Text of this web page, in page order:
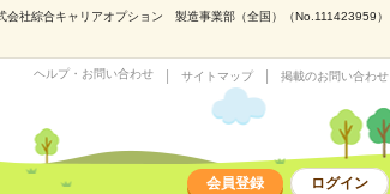
会社綜合キャリアオプション 製造事業部（全国）（No.111423959）
ヘルプ・お問い合わせ サイトマップ 掲載のお問い合わせ
会員登録 ログイン